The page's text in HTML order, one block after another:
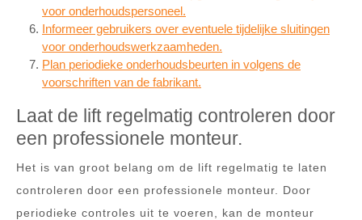
voor onderhoudspersoneel.
Informeer gebruikers over eventuele tijdelijke sluitingen
voor onderhoudswerkzaamheden.
Plan periodieke onderhoudsbeurten in volgens de
voorschriften van de fabrikant.
Laat de lift regelmatig controleren door
een professionele monteur.
Het is van groot belang om de lift regelmatig te laten
controleren door een professionele monteur. Door
periodieke controles uit te voeren, kan de monteur